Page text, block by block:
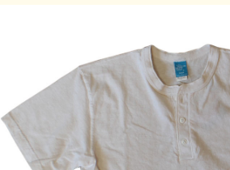
他の色と同様に縮ませた状態となって
サイズの目安
サイズ
着丈 (cm) 身幅 (cm)
45
66.5 51
L
70 54.5